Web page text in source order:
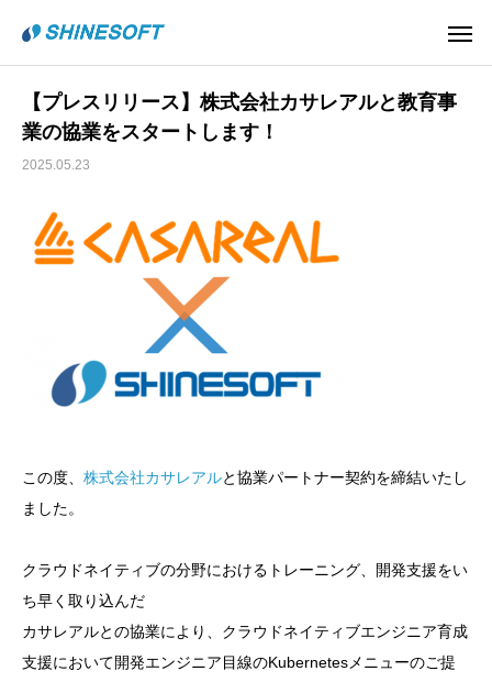
【プレスリリース】株式会社カサレアルと教育事
業の協業をスタートします！
2025.05.23
この度、 株式会社カサレアルと協業パートナー契約を締結いたし
ました。
クラウドネイティブの分野におけるトレーニング、開発支援をい
ち早く取り込んだ
カサレアルとの協業により、クラウドネイティブエンジニア育成
支援において開発エンジニア目線のKubernetesメニューのご提